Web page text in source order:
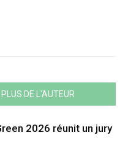
PLUS DE L'AUTEUR
2026 réunit un jury